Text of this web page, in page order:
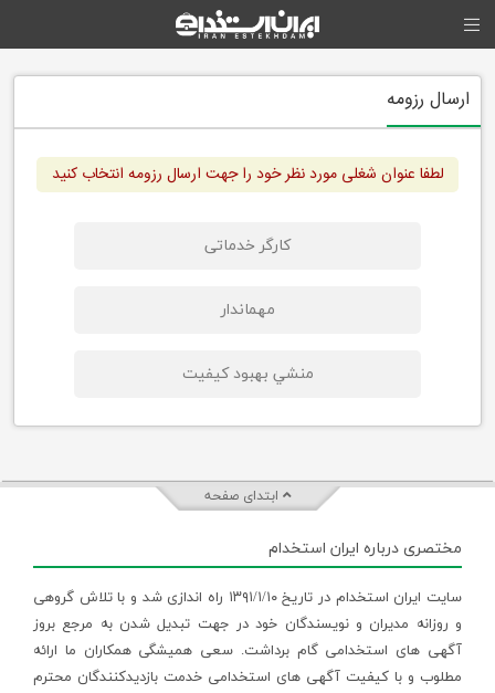
ارسال رزومه
لطفا عنوان شغلی مورد نظر خود را جهت ارسال رزومه انتخاب کنید
کارگر خدماتی
مهماندار
منشي بهبود كيفيت
ابتدای صفحه
مختصری درباره ایران استخدام
سایت ایران استخدام در تاریخ ۱۳۹۱/۱/۱۰ راه اندازی شد و با تلاش گروهی
و روزانه مدیران و نویسندگان خود در جهت تبدیل شدن به مرجع بروز
آگهی های استخدامی گام برداشت. سعی همیشگی همکاران ما ارائه
مطلوب و با کیفیت آگهی های استخدامی خدمت بازدیدکنندگان محترم